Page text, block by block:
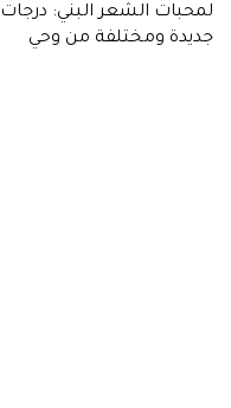
لمحبات الشعر البني: درجات
جديدة ومختلفة من وحي